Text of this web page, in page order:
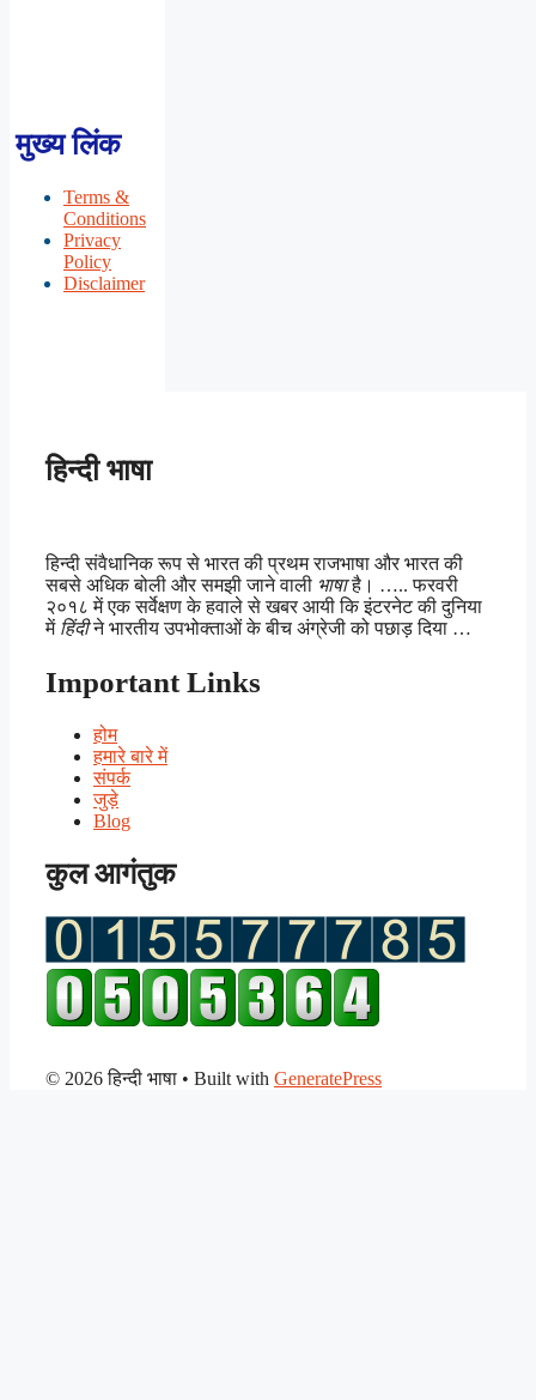
मुख्य लिंक
Terms &
Conditions
Privacy
Policy
Disclaimer
हिन्दी भाषा
हिन्दी संवैधानिक रूप से भारत की प्रथम राजभाषा और भारत की
सबसे अधिक बोली और समझी जाने वाली भाषाहै। ….. फरवरी
२०१८ में एक सर्वेक्षण के हवाले से खबर आयी कि इंटरनेट की दुनिया
में हिंदीने भारतीय उपभोक्ताओं के बीच अंग्रेजी को पछाड़ दिया …
Important Links
होम
हमारे बारे में
संपर्क
जुड़े
Blog
कुल आगंतुक
© 2026 हिन्दी भाषा • Built with GeneratePress